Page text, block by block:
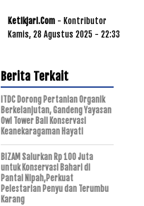
Ketikjari.com - Kontributor
Kamis, 28 Agustus 2025 - 22:33
Berita Terkait
ITDC Dorong Pertanian Organik
Berkelanjutan, Gandeng Yayasan
Owl Tower Bali Konservasi
Keanekaragaman Hayati
BIZAM Salurkan Rp 100 Juta
untuk Konservasi Bahari di
Pantai Nipah,Perkuat
Pelestarian Penyu dan Terumbu
Karang